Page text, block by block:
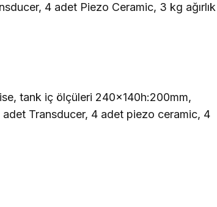
4 adet Piezo Ceramic, 3 kg ağırlık
tank iç ölçüleri 240x140h:200mm,
Transducer, 4 adet piezo ceramic, 4